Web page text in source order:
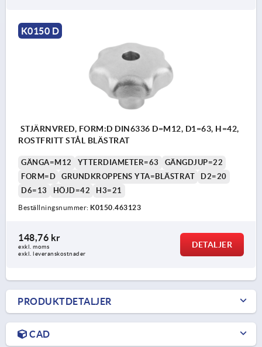
K0150 D
STJÄRNVRED, FORM:D DIN6336 D=M12, D1=63, H=42,
ROSTFRITT STÅL BLÄSTRAT
GÄNGA=M12 YTTERDIAMETER=63
GÄNGDJUP=22
FORM=D
GRUNDKROPPENS YTA=BLÄSTRAT
D2=20
D6=13
HÖJD=42 H3=21
Beställningsnummer: K0150.463123
148,76 kr
exkl. moms
exkl. leveranskostnader
DETALJER
PRODUKTDETALJER
CAD